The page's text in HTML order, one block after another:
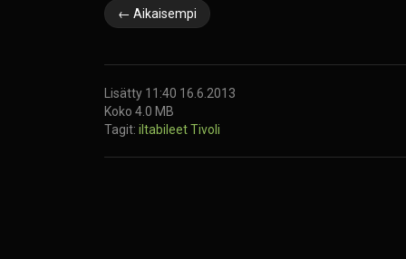
← Aikaisempi
Lisätty 11:40 16.6.2013
Koko 4.0 MB
Tagit: iltabileetTivoli